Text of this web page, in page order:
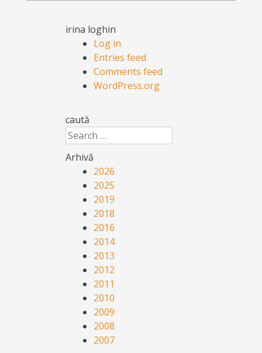
irina loghin
Log in
Entries feed
Comments feed
WordPress.org
caută
Search
Arhivă
2026
2025
2019
2018
2016
2014
2013
2012
2011
2010
2009
2008
2007